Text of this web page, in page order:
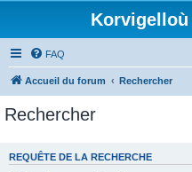
Korvigelloù
FAQ
Accueil du forum Rechercher
Rechercher
REQUÊTE DE LA RECHERCHE